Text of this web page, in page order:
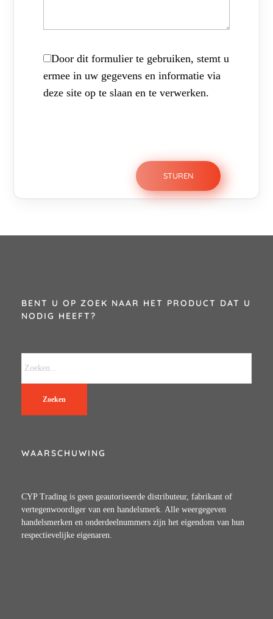
Door dit formulier te gebruiken, stemt u
ermee in uw gegevens en informatie via
deze site op te slaan en te verwerken.
BENT U OP ZOEK NAAR HET PRODUCT DAT U
NODIG HEEFT?
Zoeken
WAARSCHUWING
CYP Trading is geen geautoriseerde distributeur, fabrikant of
vertegenwoordiger van een handelsmerk. Alle weergegeven
handelsmerken en onderdeelnummers zijn het eigendom van hun
respectievelijke eigenaren.